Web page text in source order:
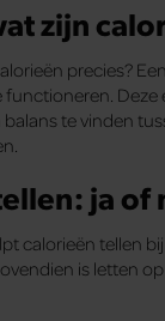
zijn
precies?
functioneren.
balans te vinden
ja of
calorieën tellen
is letten